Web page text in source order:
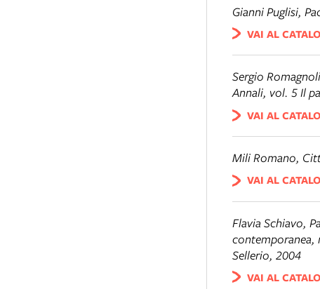
Gianni Puglisi,
VAI AL
Sergio
Annali, vol. 5Il
VAI AL
Mili Romano,
VAI AL
Flavia Schiavo,
contemporanea,
Sellerio, 2004
VAI AL